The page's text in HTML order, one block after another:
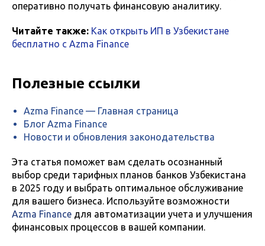
оперативно получать финансовую аналитику.
Читайте также: Как открыть ИП в Узбекистане
бесплатно с Azma Finance
Полезные ссылки
Azma Finance — Главная страница
Блог Azma Finance
Новости и обновления законодательства
Эта статья поможет вам сделать осознанный
выбор среди тарифных планов банков Узбекистана
в 2025 году и выбрать оптимальное обслуживание
для вашего бизнеса. Используйте возможности
Azma Finance для автоматизации учета и улучшения
финансовых процессов в вашей компании.